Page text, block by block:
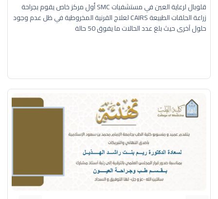
قلوبال لرعاية العين في مستشفيات SMC أول مركز خاص يقوم بجراحة
زراعة الحلقات الطبيعة CAIRS لعلاج القرنية المخروطية في ظل عدم وجود
حلول آخرى حيث بلغ عدد الحالات ما يفوق 50 حالة